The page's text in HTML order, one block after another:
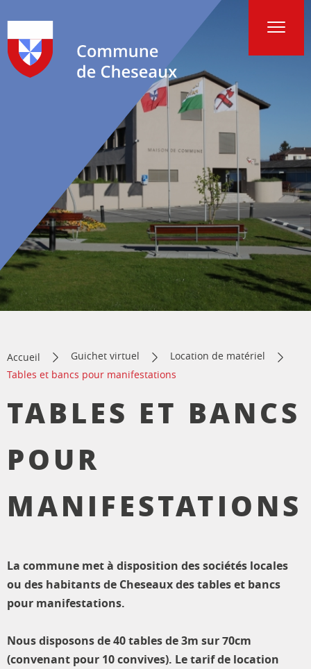
Accueil Guichet virtuel
Location de matériel
Tables et bancs pour manifestations
TABLES ET BANCS
POUR
MANIFESTATIONS
La commune met à disposition des sociétés locales
ou des habitants de Cheseaux des tables et bancs
pour manifestations.
Nous disposons de 40 tables de 3m sur 70cm
(convenant pour 10 convives). Le tarif de location